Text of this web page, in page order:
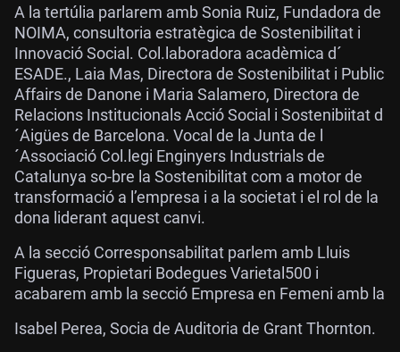
A la tertúlia parlarem amb Sonia Ruiz, Fundadora de
NOIMA, consultoria estratègica de Sostenibilitat i
Innovació Social. Col.laboradora acadèmica d´
ESADE., Laia Mas, Directora de Sostenibilitat i Public
Affairs de Danone i Maria Salamero, Directora de
Relacions Institucionals Acció Social i Sostenibiitat d
´Aigües de Barcelona. Vocal de la Junta de l
´Associació Col.legi Enginyers Industrials de
Catalunya so-bre la Sostenibilitat com a motor de
transformació a l’empresa i a la societat i el rol de la
dona liderant aquest canvi.
A la secció Corresponsabilitat parlem amb Lluis
Figueras, Propietari Bodegues Varietal500 i
acabarem amb la secció Empresa en Femeni amb la
Isabel Perea, Socia de Auditoria de Grant Thornton.